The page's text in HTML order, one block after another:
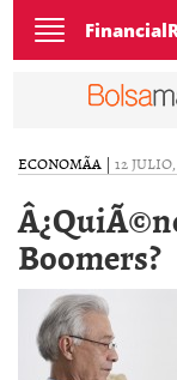
Toggle
navigation
ECONOMÃ­A | 12
Boomers?